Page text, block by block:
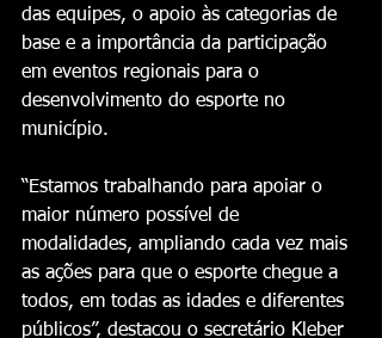
das equipes, o apoio às categorias de
base e a importância da participação
em eventos regionais para o
desenvolvimento do esporte no
município.
“Estamos trabalhando para apoiar o
maior número possível de
modalidades, ampliando cada vez mais
as ações para que o esporte chegue a
todos, em todas as idades e diferentes
públicos”, destacou o secretário Kleber